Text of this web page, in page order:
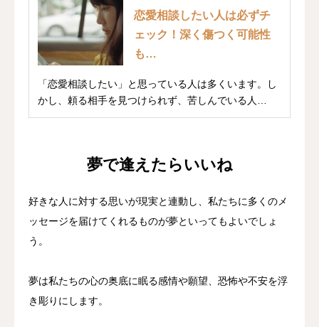
恋愛相談したい人は必ずチ
ェック！深く傷つく可能性
も…
「恋愛相談したい」と思っている人は多くいます。し
かし、頼る相手を見つけられず、苦しんでいる人
も…。あ...
夢で逢えたらいいね
好きな人に対する思いが現実と連動し、私たちに多くのメ
ッセージを届けてくれるものが夢といってもよいでしょ
う。
夢は私たちの心の奥底に眠る感情や願望、恐怖や不安を浮
き彫りにします。